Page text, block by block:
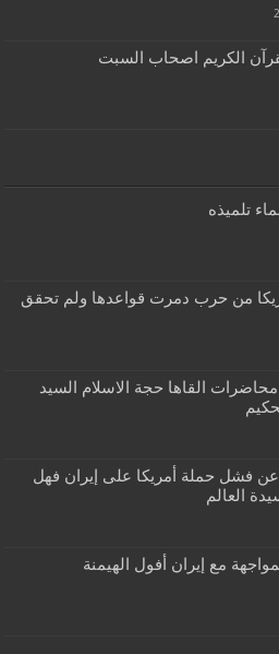
الكريم اصحاب السبت
تلميذه
من حرب دمرت قواعدها ولم تحقق
القاها حجة الاسلام السيد
عن فشل حملة أمريكا على إيران فهل
العالم
مع إيران أفول الهيمنة